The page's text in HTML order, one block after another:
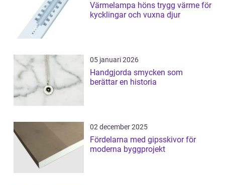
Värmelampa höns trygg värme för
kycklingar och vuxna djur
05 januari 2026
Handgjorda smycken som
berättar en historia
02 december 2025
Fördelarna med gipsskivor för
moderna byggprojekt